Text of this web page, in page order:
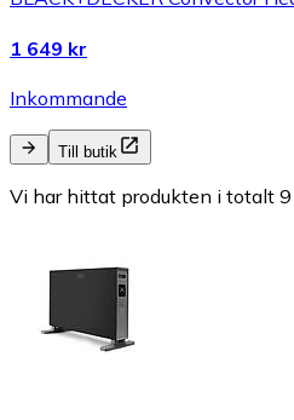
1 649 kr
Inkommande
Till butik
Vi har hittat produkten i totalt